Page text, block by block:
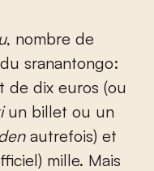
, nombre de
sranantongo:
dix euros (ou
un billet ou un
autrefois) et
mille. Mais